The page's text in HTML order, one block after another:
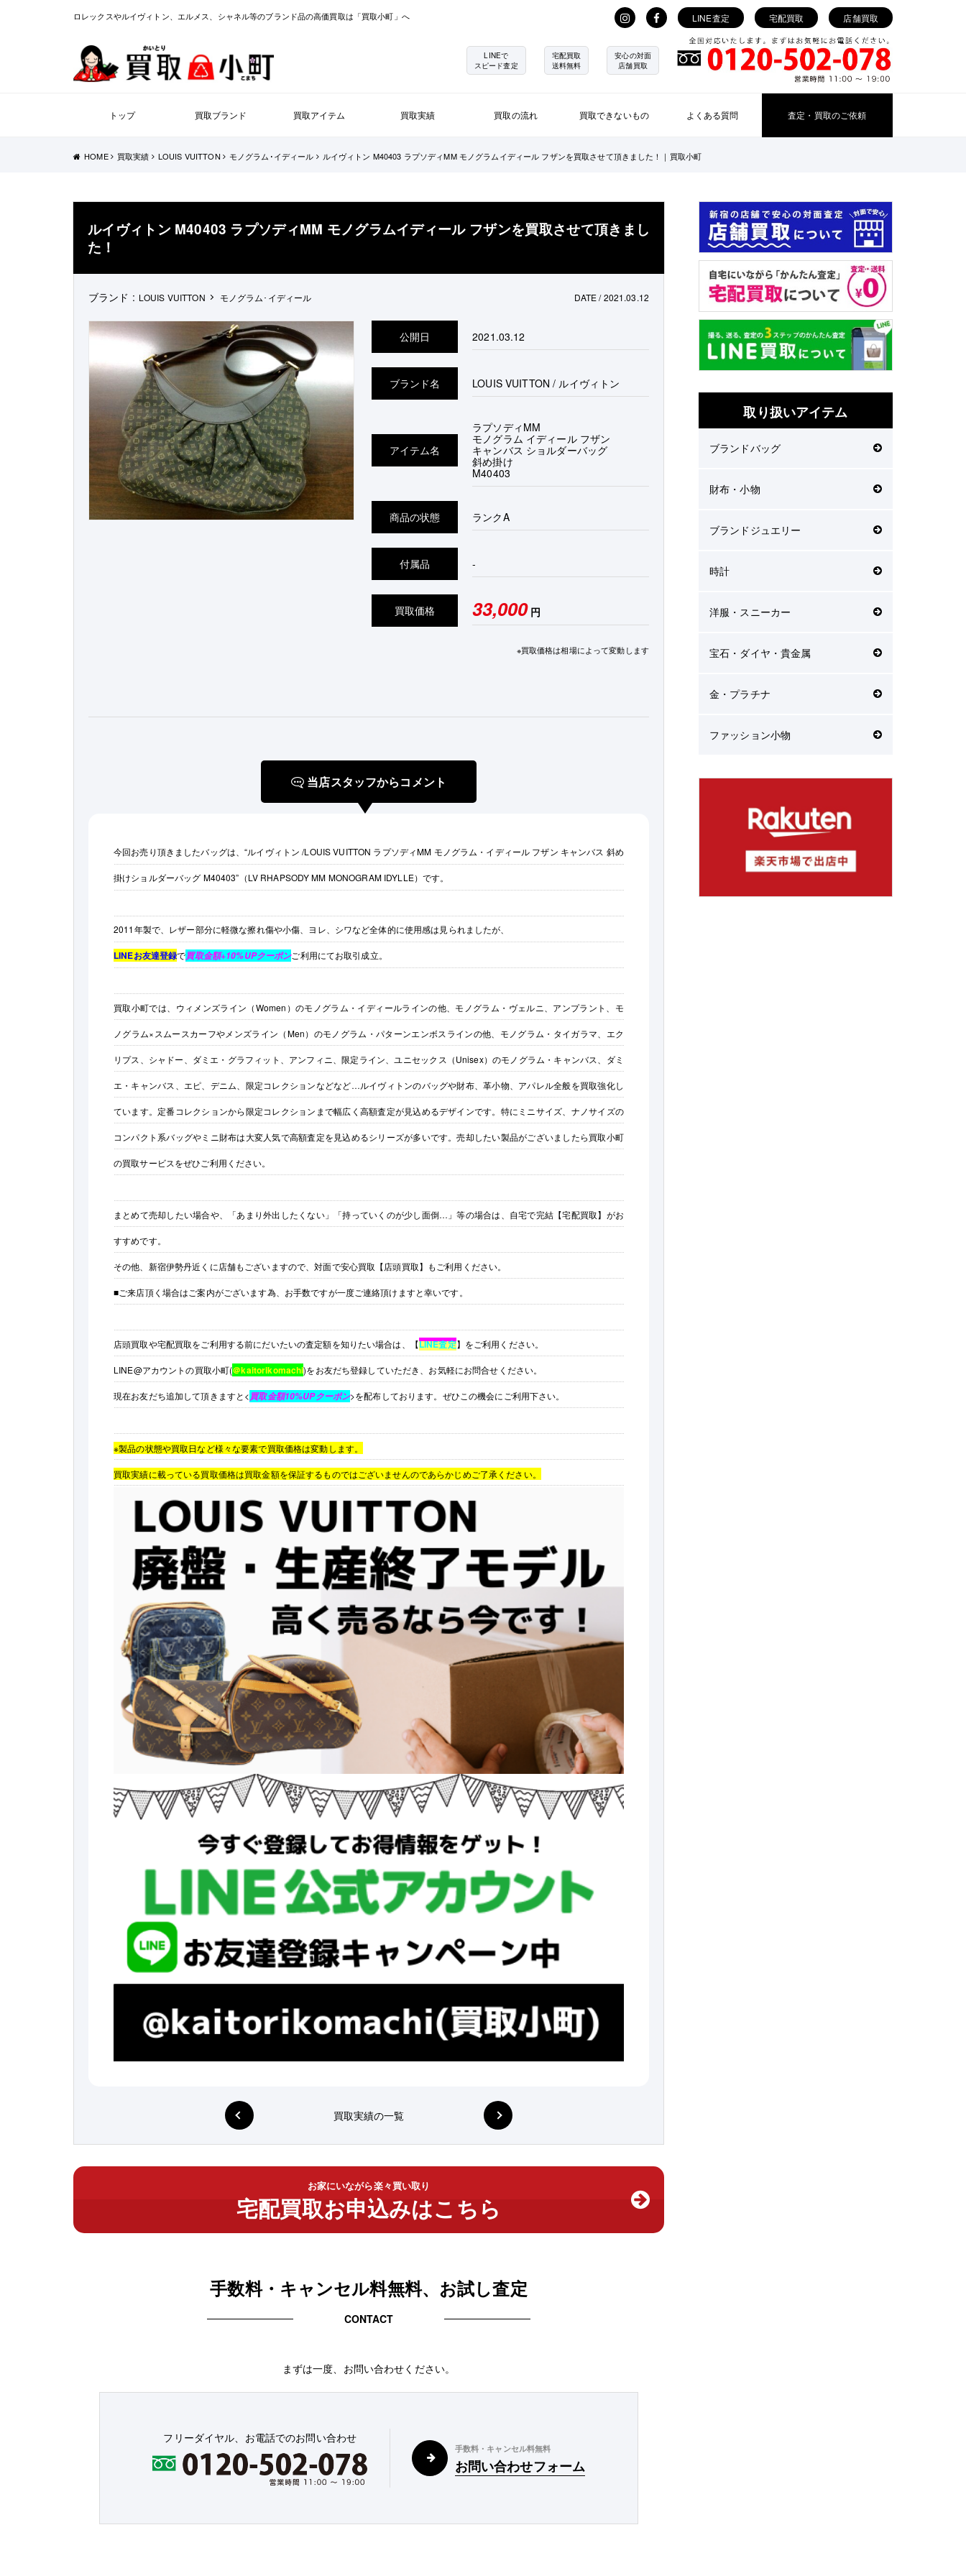
ロレックスやルイヴィトン、エルメス、シャネル等のブランド品の高価買取は「買取小町」へ LINE査定 宅配買取 店舗買取
LINEで
スピード査定
宅配買取
送料無料
安心の対面
店舗買取
トップ 買取ブランド 買取アイテム 買取実績 買取の流れ 買取できないもの よくある質問 査定・買取のご依頼
HOME 買取実績 LOUIS VUITTON モノグラム･イディール ルイヴィトン M40403 ラプソディMM モノグラムイディール フザンを買取させて頂きました！｜買取小町
ルイヴィトン M40403 ラプソディMM モノグラムイディール フザンを買取させて頂きまし
た！
ブランド : LOUIS VUITTON モノグラム･イディール DATE / 2021.03.12
公開日 2021.03.12
ブランド名 LOUIS VUITTON / ルイヴィトン
アイテム名
ラプソディMM
モノグラム イディール フザン
キャンバス ショルダーバッグ
斜め掛け
M40403
商品の状態 ランクA
付属品 -
買取価格 33,000円
※買取価格は相場によって変動します
当店スタッフからコメント
今回お売り頂きましたバッグは、“ルイヴィトン /LOUIS VUITTON ラプソディMM モノグラム・イディール フザン キャンバス 斜め
掛けショルダーバッグ M40403”（LV RHAPSODY MM MONOGRAM IDYLLE）です。
2011年製で、レザー部分に軽微な擦れ傷や小傷、ヨレ、シワなど全体的に使用感は見られましたが、
LINEお友達登録で買取金額+10%UPクーポンご利用にてお取引成立。
買取小町では、ウィメンズライン（Women）のモノグラム・イディールラインの他、モノグラム・ヴェルニ、アンプラント、モ
ノグラム×スムースカーフやメンズライン（Men）のモノグラム・パターンエンボスラインの他、モノグラム・タイガラマ、エク
リプス、シャドー、ダミエ・グラフィット、アンフィニ、限定ライン、ユニセックス（Unisex）のモノグラム・キャンバス、ダミ
エ・キャンバス、エピ、デニム、限定コレクションなどなど…ルイヴィトンのバッグや財布、革小物、アパレル全般を買取強化し
ています。定番コレクションから限定コレクションまで幅広く高額査定が見込めるデザインです。特にミニサイズ、ナノサイズの
コンパクト系バッグやミニ財布は大変人気で高額査定を見込めるシリーズが多いです。売却したい製品がございましたら買取小町
の買取サービスをぜひご利用ください。
まとめて売却したい場合や、「あまり外出したくない」「持っていくのが少し面倒…」等の場合は、自宅で完結【宅配買取】がお
すすめです。
その他、新宿伊勢丹近くに店舗もございますので、対面で安心買取【店頭買取】もご利用ください。
■ご来店頂く場合はご案内がございます為、お手数ですが一度ご連絡頂けますと幸いです。
店頭買取や宅配買取をご利用する前にだいたいの査定額を知りたい場合は、【LINE査定】をご利用ください。
LINE@アカウントの買取小町(＠kaitorikomachi)をお友だち登録していただき、お気軽にお問合せください。
現在お友だち追加して頂きますと<買取金額10%UPクーポン>を配布しております。ぜひこの機会にご利用下さい。
※製品の状態や買取日など様々な要素で買取価格は変動します。
買取実績に載っている買取価格は買取金額を保証するものではございませんのであらかじめご了承ください。
買取実績の一覧
お家にいながら楽々買い取り
宅配買取お申込みはこちら
手数料・キャンセル料無料、お試し査定
CONTACT
まずは一度、お問い合わせください。
フリーダイヤル、お電話でのお問い合わせ
手数料・キャンセル料無料
お問い合わせフォーム
取り扱いアイテム
ブランドバッグ
財布・小物
ブランドジュエリー
時計
洋服・スニーカー
宝石・ダイヤ・貴金属
金・プラチナ
ファッション小物